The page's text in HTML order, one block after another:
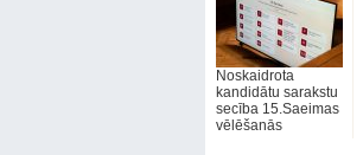
Noskaidrota
kandidātu sarakstu
secība 15.Saeimas
vēlēšanās